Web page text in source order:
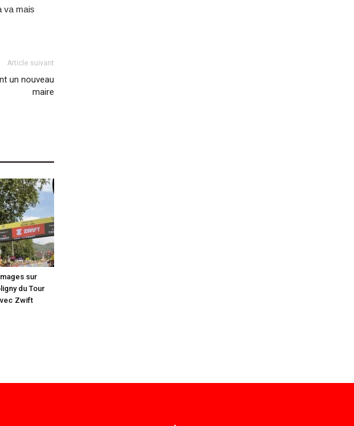
va mais
Article suivant
un nouveau
maire
sur
du Tour
Zwift